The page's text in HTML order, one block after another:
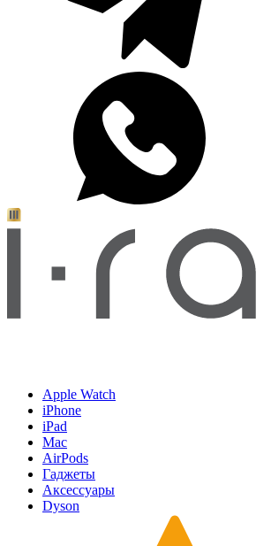
Apple Watch
iPhone
iPad
Mac
AirPods
Гаджеты
Аксессуары
Dyson